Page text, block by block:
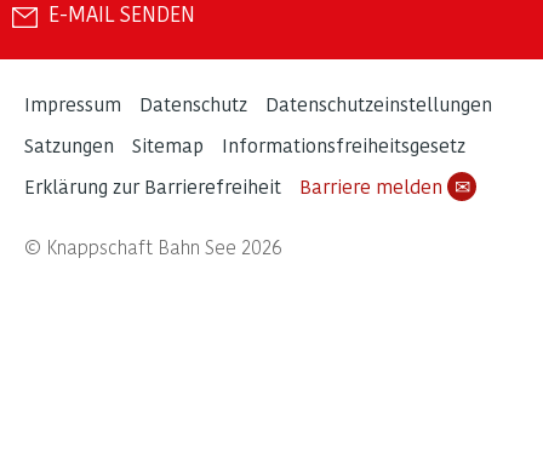
E-MAIL SENDEN
Impressum Datenschutz
Datenschutzeinstellungen
Satzungen
Sitemap
Informationsfreiheitsgesetz
Erklärung zur Barrierefreiheit
Barriere melden ✉
© Knappschaft Bahn See 2026